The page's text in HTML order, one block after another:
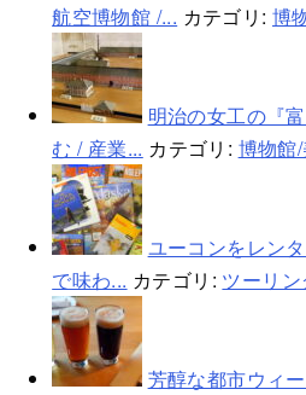
航空博物館 /... カテゴリ: 博
明治の女工の『
む / 産業... カテゴリ: 博物館
ユーコンをレン
で味わ... カテゴリ: ツーリン
芳醇な都市ウィ